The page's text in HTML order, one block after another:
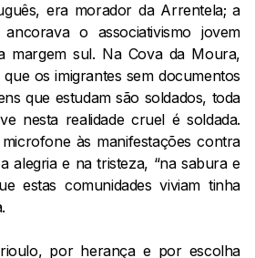
era morador da Arrentela; a
ancorava o associativismo jovem
margem sul. Na Cova da Moura,
os imigrantes sem documentos
que estudam são soldados, toda
nesta realidade cruel é soldada.
às manifestações contra
alegria e na tristeza, “na sabura e
estas comunidades viviam tinha
por herança e por escolha